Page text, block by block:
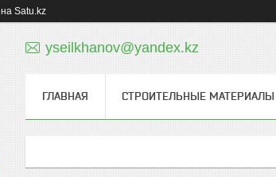
на Satu.kz
yseilkhanov@yandex.kz
ГЛАВНАЯ СТРОИТЕЛЬНЫЕ МАТЕРИАЛЫ